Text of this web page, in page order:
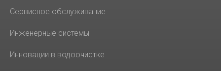
Сервисное обслуживание
Инженерные системы
Инновации в водоочистке